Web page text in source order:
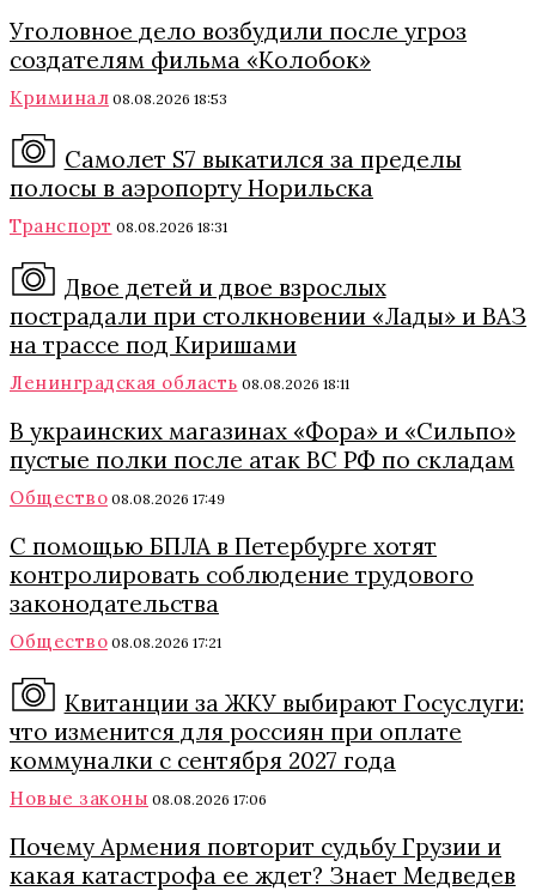
Уголовное дело возбудили после угроз
создателям фильма «Колобок»
Криминал 08.08.2026 18:53
Самолет S7 выкатился за пределы
полосы в аэропорту Норильска
Транспорт 08.08.2026 18:31
Двое детей и двое взрослых
пострадали при столкновении «Лады» и ВАЗ
на трассе под Киришами
Ленинградская область 08.08.2026 18:11
В украинских магазинах «Фора» и «Сильпо»
пустые полки после атак ВС РФ по складам
Общество 08.08.2026 17:49
С помощью БПЛА в Петербурге хотят
контролировать соблюдение трудового
законодательства
Общество 08.08.2026 17:21
Квитанции за ЖКУ выбирают Госуслуги:
что изменится для россиян при оплате
коммуналки с сентября 2027 года
Новые законы 08.08.2026 17:06
Почему Армения повторит судьбу Грузии и
какая катастрофа ее ждет? Знает Медведев